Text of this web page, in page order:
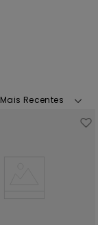
Mais Recentes